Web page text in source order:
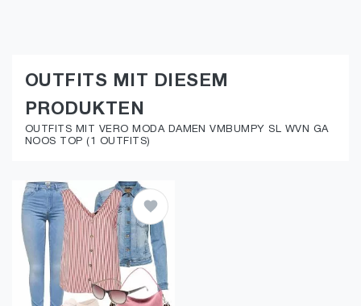
OUTFITS MIT DIESEM
PRODUKTEN
OUTFITS MIT VERO MODA DAMEN VMBUMPY SL WVN GA
NOOS TOP (1 OUTFITS)